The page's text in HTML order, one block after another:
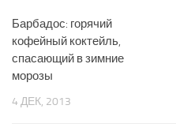
Барбадос: горячий
кофейный коктейль,
спасающий в зимние
морозы
4 ДЕК, 2013